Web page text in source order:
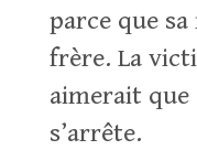
parce que
frère. La
aimerait
s’arrête.